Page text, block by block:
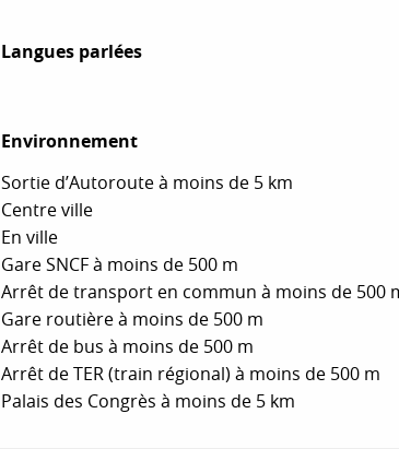
Langues parlées
Langues parlées
Environnement
Environnement
Sortie d’Autoroute à moins de 5 km
Centre ville
En ville
Gare SNCF à moins de 500 m
Arrêt de transport en commun à moins de 500
Gare routière à moins de 500 m
Arrêt de bus à moins de 500 m
Arrêt de TER (train régional) à moins de 500 m
Palais des Congrès à moins de 5 km